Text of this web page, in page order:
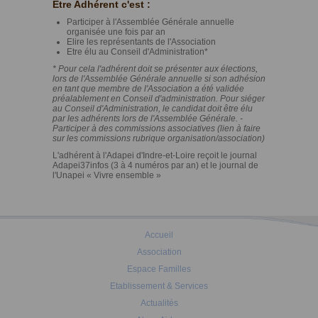
Etre Adhérent c'est :
Participer à l'Assemblée Générale annuelle
organisée une fois par an
Elire les représentants de l'Association
Etre élu au Conseil d'Administration*
* Pour cela l'adhérent doit se présenter aux élections,
lors de l'Assemblée Générale annuelle si son adhésion
en tant que membre de l'Association a été validée
préalablement en Conseil d'administration. Pour siéger
au Conseil d'Administration, le candidat doit être élu
par les adhérents lors de l'Assemblée Générale. -
Participer à des commissions associatives (lien à faire
sur les commissions rubrique organisation/association)
L'adhérent à l'Adapei d'Indre-et-Loire reçoit le journal
Adapei37infos (3 à 4 numéros par an) et le journal de
l'Unapei « Vivre ensemble »
Accueil
Association
Espace Familles
Etablissement & Services
Actualités